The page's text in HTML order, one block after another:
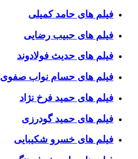
فیلم های حامد کمیلی
فیلم های حبیب رضایی
فیلم های حدیث فولادوند
فیلم های حسام نواب صفوی
فیلم های حمید فرخ نژاد
فیلم های حمید گودرزی
فیلم های خسرو شکیبایی